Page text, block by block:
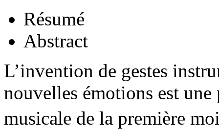
Résumé
Abstract
L’invention de gestes
nouvelles émotions est
musicale de la première